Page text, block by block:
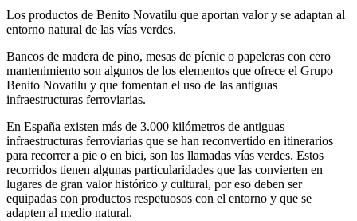
WhatsApp
Los productos de Benito Novatilu que aportan valor y se adaptan al
entorno natural de las vías verdes.
Bancos de madera de pino, mesas de pícnic o papeleras con cero
mantenimiento son algunos de los elementos que ofrece el Grupo
Benito Novatilu y que fomentan el uso de las antiguas
infraestructuras ferroviarias.
En España existen más de 3.000 kilómetros de antiguas
infraestructuras ferroviarias que se han reconvertido en itinerarios
para recorrer a pie o en bici, son las llamadas vías verdes. Estos
recorridos tienen algunas particularidades que las convierten en
lugares de gran valor histórico y cultural, por eso deben ser
equipadas con productos respetuosos con el entorno y que se
adapten al medio natural.